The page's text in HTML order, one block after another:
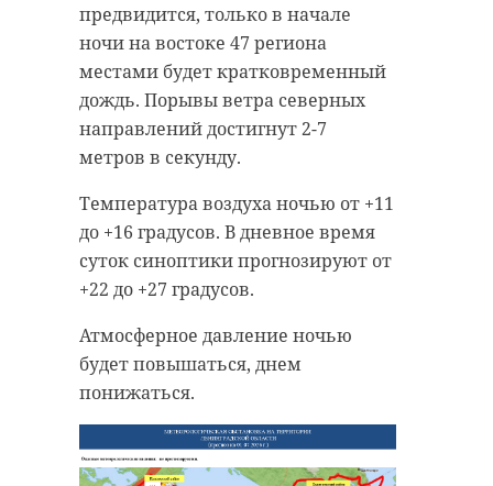
предвидится, только в начале
ночи на востоке 47 региона
местами будет кратковременный
дождь. Порывы ветра северных
направлений достигнут 2-7
метров в секунду.
Температура воздуха ночью от +11
до +16 градусов. В дневное время
суток синоптики прогнозируют от
+22 до +27 градусов.
Атмосферное давление ночью
будет повышаться, днем
понижаться.